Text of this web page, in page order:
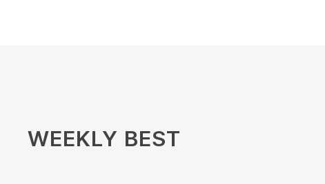
WEEKLY BEST